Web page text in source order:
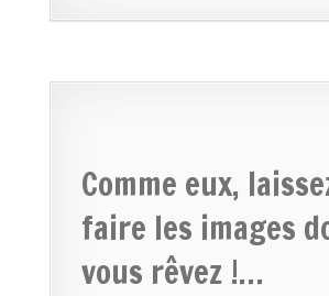
Comme eux,
faire les images
vous rêvez !…